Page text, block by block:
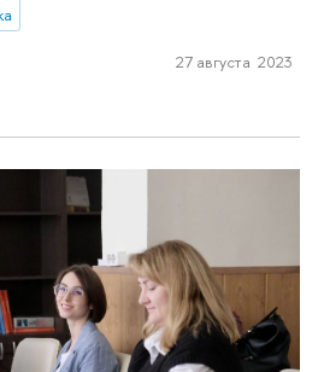
27 августа 2023